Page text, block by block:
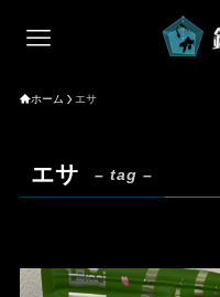
ホーム エサ
エサ – tag –